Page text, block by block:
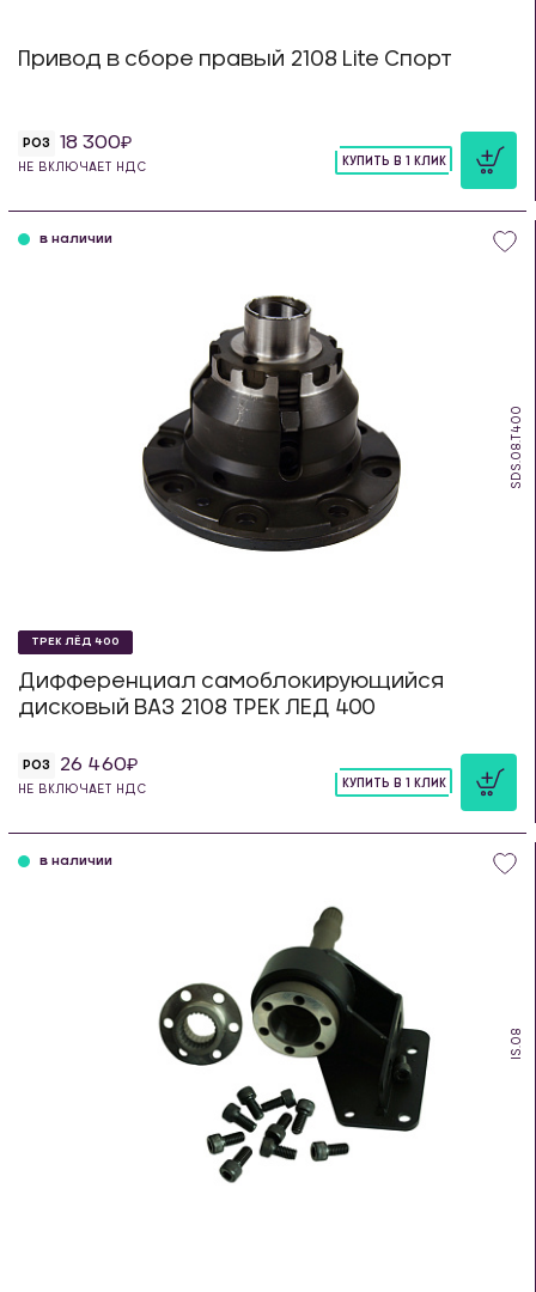
Привод в сборе правый 2108 Lite Спорт
РОЗ 18 300
НЕ ВКЛЮЧАЕТ НДС
КУПИТЬ В 1 КЛИК
SDS.08.T400
в наличии
ТРЕК ЛЁД 400
Дифференциал самоблокирующийся
дисковый ВАЗ 2108 ТРЕК ЛЕД 400
РОЗ 26 460
НЕ ВКЛЮЧАЕТ НДС
КУПИТЬ В 1 КЛИК
IS.08
в наличии